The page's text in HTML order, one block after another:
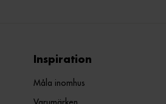
Inspiration
Måla inomhus